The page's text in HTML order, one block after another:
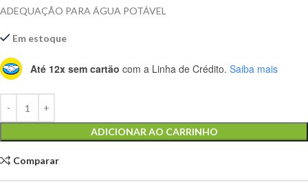
ADEQUAÇÃO PARA ÁGUA POTÁVEL
Em estoque
Até 12x sem cartão com a Linha de Crédito. Saiba mais
ADICIONAR AO CARRINHO
Comparar